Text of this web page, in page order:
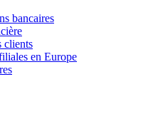
bancaires
clients
en Europe